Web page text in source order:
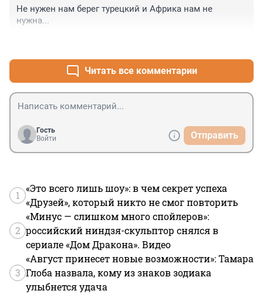
Не нужен нам берег турецкий и Африка нам не
нужна...
Читать все комментарии
Гость
Войти
Отправить
1
«Это всего лишь шоу»: в чем секрет успеха
«Друзей», который никто не смог повторить
2
«Минус — слишком много спойлеров»:
российский ниндзя-скульптор снялся в
сериале «Дом Дракона». Видео
3
«Август принесет новые возможности»: Тамара
Глоба назвала, кому из знаков зодиака
улыбнется удача